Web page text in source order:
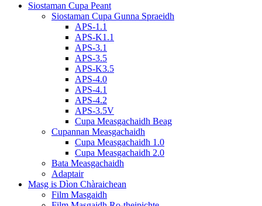
Siostaman Cupa Peant
Siostaman Cupa Gunna Spraeidh
APS-1.1
APS-K1.1
APS-3.1
APS-3.5
APS-K3.5
APS-4.0
APS-4.1
APS-4.2
APS-3.5V
Cupa Measgachaidh Beag
Cupannan Measgachaidh
Cupa Measgachaidh 1.0
Cupa Measgachaidh 2.0
Bata Measgachaidh
Adaptair
Masg is Dìon Chàraichean
Film Masgaidh